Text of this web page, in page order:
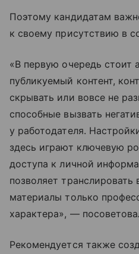
Поэтому кандидатам
к своему присутствию в
«В первую очередь стоит
публикуемый контент,
скрывать или вовсе не
способные вызвать
у работодателя.
здесь играют ключевую
доступа к личной
позволяет транслировать
материалы только
характера», —
Рекомендуется также